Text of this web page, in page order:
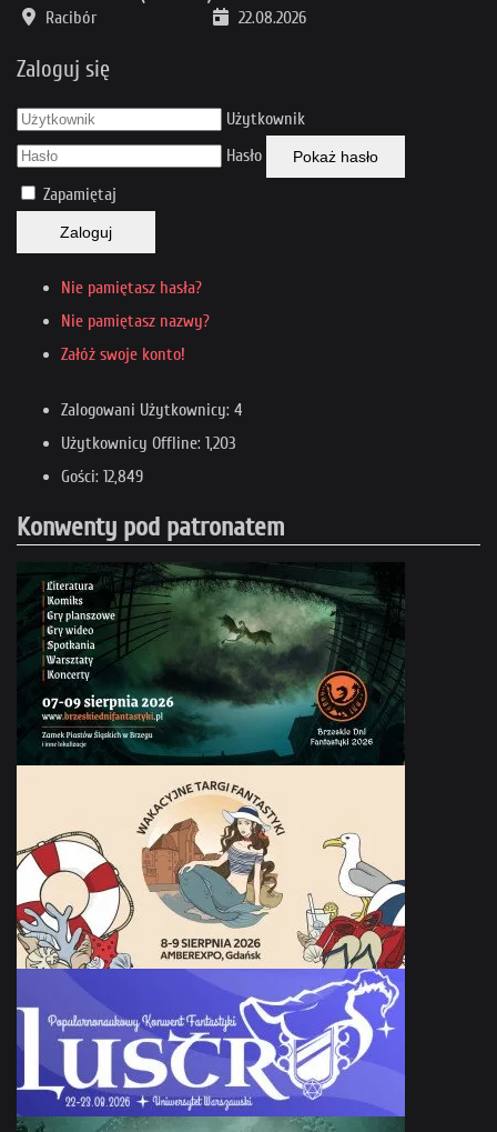
Racibór
22.08.2026
Zaloguj się
Użytkownik
Hasło
Pokaż hasło
Zapamiętaj
Zaloguj
Nie pamiętasz hasła?
Nie pamiętasz nazwy?
Załóż swoje konto!
Zalogowani Użytkownicy: 4
Użytkownicy Offline: 1,203
Gości: 12,849
Konwenty pod patronatem